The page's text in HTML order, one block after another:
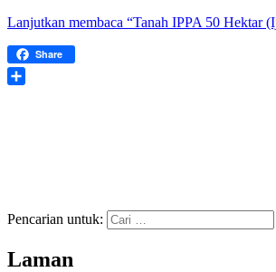
Lanjutkan membaca “Tanah IPPA 50 Hektar
Share
Pencarian untuk:
Laman